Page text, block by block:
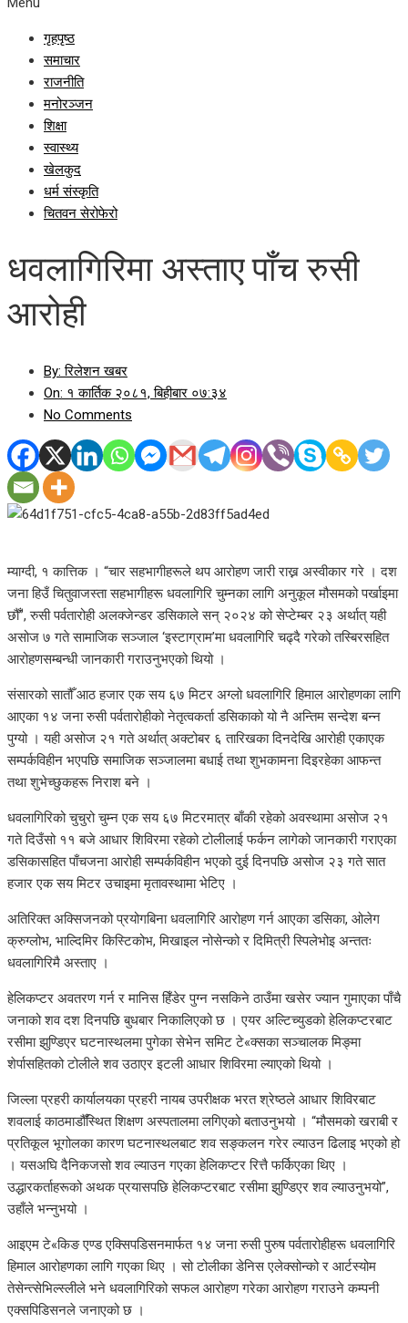
गृहपृष्ठ
समाचार
राजनीति
मनोरञ्जन
शिक्षा
स्वास्थ्य
खेलकुद
धर्म संस्कृति
चितवन सेरोफेरो
धवलागिरिमा अस्ताए पाँच रुसी
आरोही
By: रिलेशन खबर
On: १ कार्तिक २०८१, बिहीबार ०७:३४
No Comments
म्याग्दी, १ कात्तिक । “चार सहभागीहरूले थप आरोहण जारी राख्न अस्वीकार गरे । दश
जना हिउँ चितुवाजस्ता सहभागीहरू धवलागिरि चुम्नका लागि अनुकूल मौसमको पर्खाइमा
छौँ”, रुसी पर्वतारोही अलक्जेन्डर डसिकाले सन् २०२४ को सेप्टेम्बर २३ अर्थात् यही
असोज ७ गते सामाजिक सञ्जाल ‘इस्टाग्राम’मा धवलागिरि चढ्दै गरेको तस्बिरसहित
आरोहणसम्बन्धी जानकारी गराउनुभएको थियो ।
संसारको सातौँ आठ हजार एक सय ६७ मिटर अग्लो धवलागिरि हिमाल आरोहणका लागि
आएका १४ जना रुसी पर्वतारोहीको नेतृत्वकर्ता डसिकाको यो नै अन्तिम सन्देश बन्न
पुग्यो । यही असोज २१ गते अर्थात् अक्टोबर ६ तारिखका दिनदेखि आरोही एकाएक
सम्पर्कविहीन भएपछि समाजिक सञ्जालमा बधाई तथा शुभकामना दिइरहेका आफन्त
तथा शुभेच्छुकहरू निराश बने ।
धवलागिरिको चुचुरो चुम्न एक सय ६७ मिटरमात्र बाँकी रहेको अवस्थामा असोज २१
गते दिउँसो ११ बजे आधार शिविरमा रहेको टोलीलाई फर्कन लागेको जानकारी गराएका
डसिकासहित पाँचजना आरोही सम्पर्कविहीन भएको दुई दिनपछि असोज २३ गते सात
हजार एक सय मिटर उचाइमा मृतावस्थामा भेटिए ।
अतिरिक्त अक्सिजनको प्रयोगबिना धवलागिरि आरोहण गर्न आएका डसिका, ओलेग
क्रुग्लोभ, भाल्दिमिर किस्टिकोभ, मिखाइल नोसेन्को र दिमित्री स्पिलेभोइ अन्ततः
धवलागिरिमै अस्ताए ।
हेलिकप्टर अवतरण गर्न र मानिस हिँडेर पुग्न नसकिने ठाउँमा खसेर ज्यान गुमाएका पाँचै
जनाको शव दश दिनपछि बुधबार निकालिएको छ । एयर अल्टिच्युडको हेलिकप्टरबाट
रसीमा झुण्डिएर घटनास्थलमा पुगेका सेभेन समिट टे«क्सका सञ्चालक मिङ्मा
शेर्पासहितको टोलीले शव उठाएर इटली आधार शिविरमा ल्याएको थियो ।
जिल्ला प्रहरी कार्यालयका प्रहरी नायब उपरीक्षक भरत श्रेष्ठले आधार शिविरबाट
शवलाई काठमाडौँस्थित शिक्षण अस्पतालमा लगिएको बताउनुभयो । “मौसमको खराबी र
प्रतिकूल भूगोलका कारण घटनास्थलबाट शव सङ्कलन गरेर ल्याउन ढिलाइ भएको हो
। यसअघि दैनिकजसो शव ल्याउन गएका हेलिकप्टर रित्तै फर्किएका थिए ।
उद्धारकर्ताहरूको अथक प्रयासपछि हेलिकप्टरबाट रसीमा झुण्डिएर शव ल्याउनुभयो”,
उहाँले भन्नुभयो ।
आइएम टे«किङ एण्ड एक्सिपडिसनमार्फत १४ जना रुसी पुरुष पर्वतारोहीहरू धवलागिरि
हिमाल आरोहणका लागि गएका थिए । सो टोलीका डेनिस एलेक्सोन्को र आर्टस्योम
तेसेन्त्सेभिल्स्लीले भने धवलागिरिको सफल आरोहण गरेका आरोहण गराउने कम्पनी
एक्सपिडिसनले जनाएको छ ।